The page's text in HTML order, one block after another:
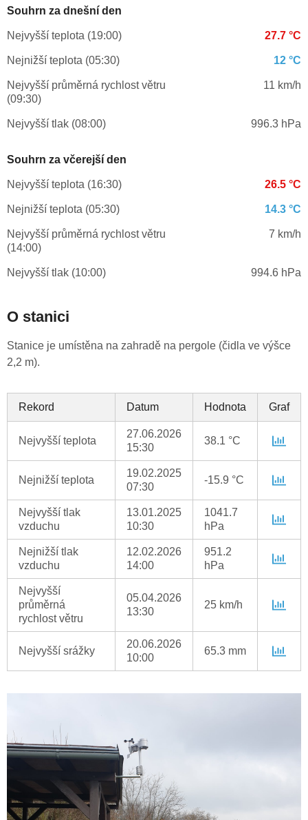
Souhrn za dnešní den
Nejvyšší teplota (19:00) 27.7 °C
Nejnižší teplota (05:30) 12 °C
Nejvyšší průměrná rychlost větru
(09:30)
11 km/h
Nejvyšší tlak (08:00) 996.3 hPa
Souhrn za včerejší den
Nejvyšší teplota (16:30) 26.5 °C
Nejnižší teplota (05:30) 14.3 °C
Nejvyšší průměrná rychlost větru
(14:00)
7 km/h
Nejvyšší tlak (10:00) 994.6 hPa
O stanici
Stanice je umístěna na zahradě na pergole (čidla ve výšce
2,2 m).
Rekord Datum Hodnota Graf
Nejvyšší teplota
27.06.2026
15:30
38.1 °C
Nejnižší teplota
19.02.2025
07:30
-15.9 °C
Nejvyšší tlak
vzduchu
13.01.2025
10:30
1041.7
hPa
Nejnižší tlak
vzduchu
12.02.2026
14:00
951.2
hPa
Nejvyšší
průměrná
rychlost větru
05.04.2026
13:30
25 km/h
Nejvyšší srážky
20.06.2026
10:00
65.3 mm